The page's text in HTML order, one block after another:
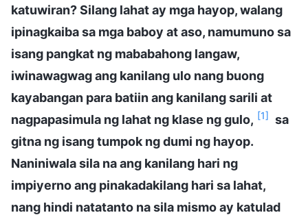
katuwiran? Silang lahat ay mga hayop, walang
ipinagkaiba sa mga baboy at aso, namumuno sa
isang pangkat ng mababahong langaw,
iwinawagwag ang kanilang ulo nang buong
kayabangan para batiin ang kanilang sarili at
nagpapasimula ng lahat ng klase ng gulo, [1] sa
gitna ng isang tumpok ng dumi ng hayop.
Naniniwala sila na ang kanilang hari ng
impiyerno ang pinakadakilang hari sa lahat,
nang hindi natatanto na sila mismo ay katulad